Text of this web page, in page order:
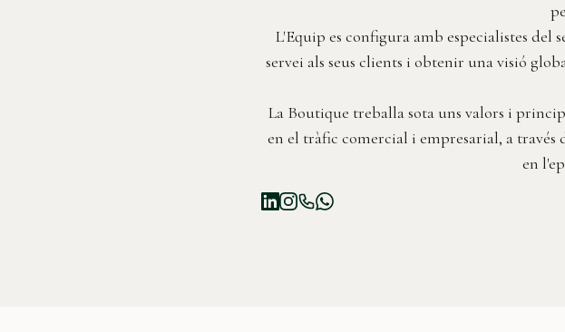
L'Equip es configura amb especialistes
servei als seus clients i obtenir una visió
La Boutique treballa sota uns valors i
en el tràfic comercial i empresarial, a
en